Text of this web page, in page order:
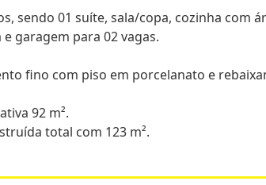
sendo 01 suíte, sala/copa, cozinha com
e garagem para 02 vagas.
fino com piso em porcelanato e
92 m².
total com 123 m².